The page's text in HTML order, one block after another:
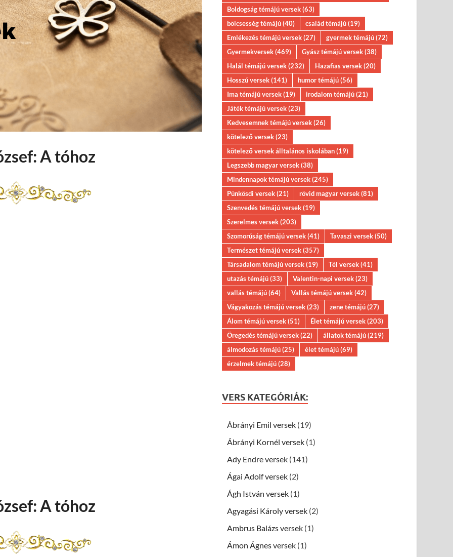
A tóhoz
A tóhoz
Boldogság témájú versek(63)
bölcsesség témájú(40) család témájú(19)
Emlékezés témájú versek(27) gyermek témájú(72)
Gyermekversek(469) Gyász témájú versek(38)
Halál témájú versek(232) Hazafias versek(20)
Hosszú versek(141) humor témájú(56)
Ima témájú versek(19) irodalom témájú(21)
Játék témájú versek(23)
Kedvesemnek témájú versek(26)
kötelező versek(23)
kötelező versek álltalános iskolában(19)
Legszebb magyar versek(38)
Mindennapok témájú versek(245)
Pünkösdi versek(21) rövid magyar versek(81)
Szenvedés témájú versek(19)
Szerelmes versek(203)
Szomorúság témájú versek(41) Tavaszi versek(50)
Természet témájú versek(357)
Társadalom témájú versek(19) Tél versek(41)
utazás témájú(33) Valentin-napi versek(23)
vallás témájú(64) Vallás témájú versek(42)
Vágyakozás témájú versek(23) zene témájú(27)
Álom témájú versek(51) Élet témájú versek(203)
Öregedés témájú versek(22) állatok témájú(219)
álmodozás témájú(25) élet témájú(69)
érzelmek témájú(28)
VERS KATEGÓRIÁK:
Ábrányi Emil versek (19)
Ábrányi Kornél versek (1)
Ady Endre versek (141)
Ágai Adolf versek (2)
Ágh István versek (1)
Agyagási Károly versek (2)
Ambrus Balázs versek (1)
Ámon Ágnes versek (1)